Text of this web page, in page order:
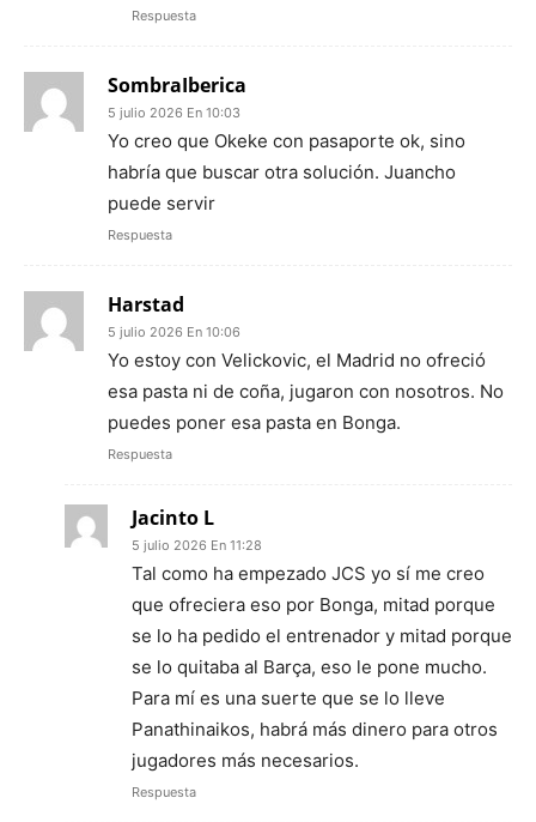
Respuesta
SombraIberica
5 julio 2026 En 10:03
Yo creo que Okeke con pasaporte ok, sino
habría que buscar otra solución. Juancho
puede servir
Respuesta
Harstad
5 julio 2026 En 10:06
Yo estoy con Velickovic, el Madrid no ofreció
esa pasta ni de coña, jugaron con nosotros. No
puedes poner esa pasta en Bonga.
Respuesta
Jacinto L
5 julio 2026 En 11:28
Tal como ha empezado JCS yo sí me creo
que ofreciera eso por Bonga, mitad porque
se lo ha pedido el entrenador y mitad porque
se lo quitaba al Barça, eso le pone mucho.
Para mí es una suerte que se lo lleve
Panathinaikos, habrá más dinero para otros
jugadores más necesarios.
Respuesta